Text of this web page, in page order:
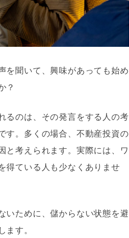
を聞いて、興味があっても始め
？
るのは、その発言をする人の考
す。多くの場合、不動産投資の
と考えられます。実際には、ワ
得ている人も少なくありませ
いために、儲からない状態を避
ます。